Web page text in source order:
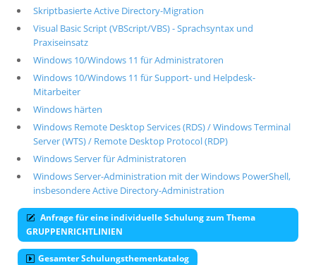
Skriptbasierte Active Directory-Migration
Visual Basic Script (VBScript/VBS) - Sprachsyntax und
Praxiseinsatz
Windows 10/Windows 11 für Administratoren
Windows 10/Windows 11 für Support- und Helpdesk-
Mitarbeiter
Windows härten
Windows Remote Desktop Services (RDS) / Windows Terminal
Server (WTS) / Remote Desktop Protocol (RDP)
Windows Server für Administratoren
Windows Server-Administration mit der Windows PowerShell,
insbesondere Active Directory-Administration
Anfrage für eine individuelle Schulung zum Thema
GRUPPENRICHTLINIEN
Gesamter Schulungsthemenkatalog